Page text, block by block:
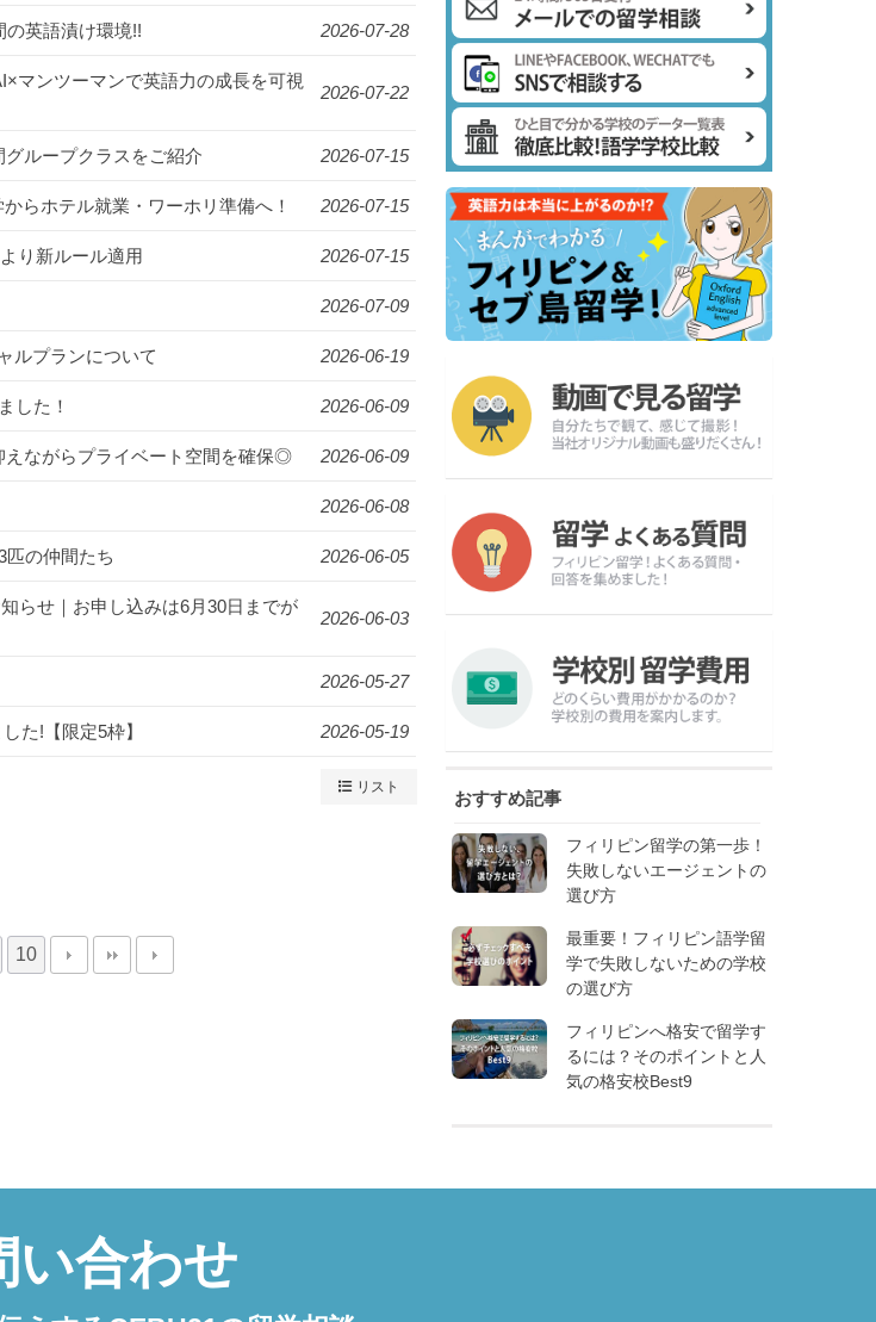
の英語漬け環境!! 2026-07-28
マンツーマンで英語力の成長を可視
2026-07-22
ループクラスをご紹介 2026-07-15
らホテル就業・ワーホリ準備へ！ 2026-07-15
り新ルール適用 2026-07-15
2026-07-09
ルプランについて 2026-06-19
した！ 2026-06-09
えながらプライベート空間を確保◎ 2026-06-09
2026-06-08
匹の仲間たち 2026-06-05
らせ｜お申し込みは6月30日までが
2026-06-03
2026-05-27
た!【限定5枠】 2026-05-19
リスト
10
おすすめ記事
フィリピン留学の第一歩！
失敗しないエージェントの
選び方
最重要！フィリピン語学留
学で失敗しないための学校
の選び方
フィリピンへ格安で留学す
るには？そのポイントと人
気の格安校Best9
い合わせ